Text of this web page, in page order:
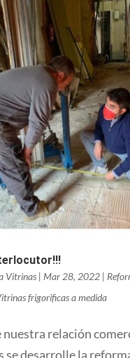
Vitrinas| Mar 28, 2022|
frigorificas a medida
relación
se desarrolle la